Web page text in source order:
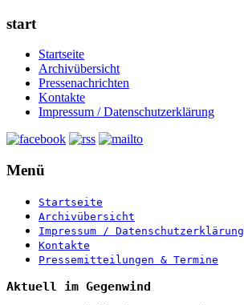
start
Startseite
Archivübersicht
Pressenachrichten
Kontakte
Impressum / Datenschutzerklärung
Menü
Startseite
Archivübersicht
Impressum / Datenschutzerklärung
Kontakte
Pressemitteilungen & Termine
Aktuell im Gegenwind